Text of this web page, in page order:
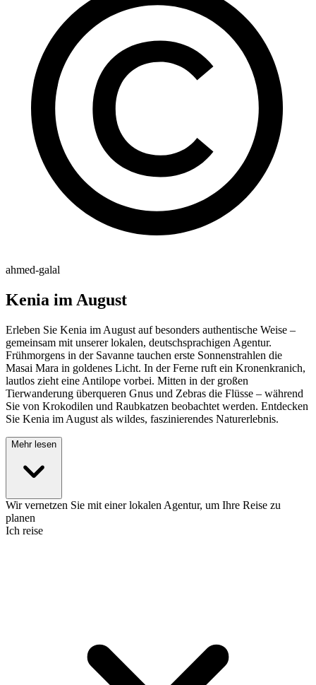
ahmed-galal
Kenia im August
Erleben Sie Kenia im August auf besonders authentische Weise –
gemeinsam mit unserer lokalen, deutschsprachigen Agentur.
Frühmorgens in der Savanne tauchen erste Sonnenstrahlen die
Masai Mara in goldenes Licht. In der Ferne ruft ein Kronenkranich,
lautlos zieht eine Antilope vorbei. Mitten in der großen
Tierwanderung überqueren Gnus und Zebras die Flüsse – während
Sie von Krokodilen und Raubkatzen beobachtet werden. Entdecken
Sie Kenia im August als wildes, faszinierendes Naturerlebnis.
Mehr lesen
Wir vernetzen Sie mit einer lokalen Agentur, um Ihre Reise zu
planen
Ich reise